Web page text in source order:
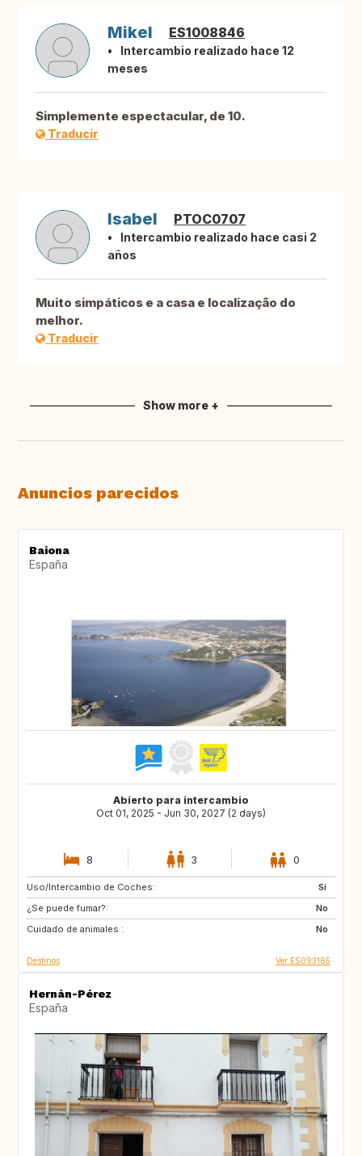
Mikel ES1008846
Intercambio realizado hace 12
meses
Simplemente espectacular, de 10.
Traducir
Isabel PTOC0707
Intercambio realizado hace casi 2
años
Muito simpáticos e a casa e localização do
melhor.
Traducir
Show more +
Anuncios parecidos
Baiona
España
Abierto para intercambio
Oct 01, 2025 - Jun 30, 2027 (2 days)
8 3 0
Uso/Intercambio de Coches:
Si
¿Se puede fumar?:
No
Cuidado de animales :
No
IT
DE
AT
Destinos Ver ES093165
Hernán-Pérez
España